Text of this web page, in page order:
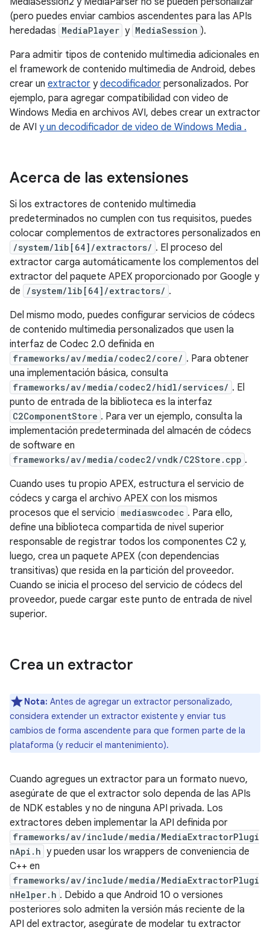
(pero puedes enviar cambios ascendentes para las APIs
heredadas MediaPlayer y MediaSession ).
Para admitir tipos de contenido multimedia adicionales en
el framework de contenido multimedia de Android, debes
crear un extractor ydecodificador personalizados. Por
ejemplo, para agregar compatibilidad con video de
Windows Media en archivos AVI, debes crear un extractor
de AVI y un decodificador de video de Windows Media .
Acerca de las extensiones
Si los extractores de contenido multimedia
predeterminados no cumplen con tus requisitos, puedes
colocar complementos de extractores personalizados en
/system/lib[64]/extractors/ . El proceso del
extractor carga automáticamente los complementos del
extractor del paquete APEX proporcionado por Google y
de
/system/lib[64]/extractors/ .
Del mismo modo, puedes configurar servicios de códecs
de contenido multimedia personalizados que usen la
interfaz de Codec 2.0 definida en
frameworks/av/media/codec2/core/ . Para obtener
una implementación básica, consulta
frameworks/av/media/codec2/hidl/services/ . El
punto de entrada de la biblioteca es la interfaz
C2ComponentStore . Para ver un ejemplo, consulta la
implementación predeterminada del almacén de códecs
de software en
frameworks/av/media/codec2/vndk/C2Store.cpp .
Cuando uses tu propio APEX, estructura el servicio de
códecs y carga el archivo APEX con los mismos
procesos que el servicio mediaswcodec . Para ello,
define una biblioteca compartida de nivel superior
responsable de registrar todos los componentes C2 y,
luego, crea un paquete APEX (con dependencias
transitivas) que resida en la partición del proveedor.
Cuando se inicia el proceso del servicio de códecs del
proveedor, puede cargar este punto de entrada de nivel
superior.
Crea un extractor
Nota: Antes de agregar un extractor personalizado,
considera extender un extractor existente y enviar tus
cambios de forma ascendente para que formen parte de la
plataforma (y reducir el mantenimiento).
Cuando agregues un extractor para un formato nuevo,
asegúrate de que el extractor solo dependa de las APIs
de NDK estables y no de ninguna API privada. Los
extractores deben implementar la API definida por
frameworks/av/include/media/MediaExtractorPlugi
nApi.h y pueden usar los wrappers de conveniencia de
C++ en
frameworks/av/include/media/MediaExtractorPlugi
nHelper.h . Debido a que Android 10 o versiones
posteriores solo admiten la versión más reciente de la
API del extractor, asegúrate de modelar tu extractor